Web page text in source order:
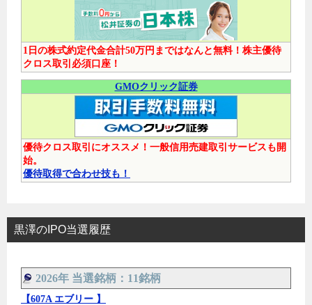
1日の株式約定代金合計50万円まではなんと無料！株主優待
クロス取引必須口座！
GMOクリック証券
優待クロス取引にオススメ！一般信用売建取引サービスも開
始。
優待取得で合わせ技も！
黒澤のIPO当選履歴
2026年 当選銘柄：11銘柄
【607A エブリー 】